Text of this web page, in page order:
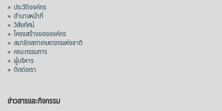
» ประวัติองค์กร
» อำนาจหน้าที่
» วิสัยทัศน์
» โครงสร้างขององค์กร
» สมาชิกสภาเกษตรกรแห่งชาติ
» คณะกรรมการ
» ผู้บริหาร
» ติดต่อเรา
ข่าวสารและกิจกรรม